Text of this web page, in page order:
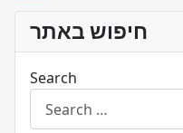
Share
חיפוש באתר
Search